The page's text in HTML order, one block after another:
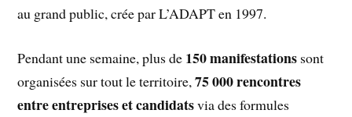
au grand public, crée par L’ADAPT en 1997.
Pendant une semaine, plus de 150 manifestations sont
organisées sur tout le territoire,75 000 rencontres
entre entreprises et candidatsvia des formules